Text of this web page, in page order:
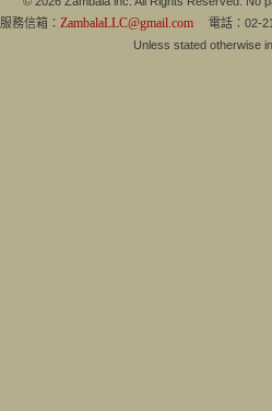
服務信箱： ZambalaLLC@gmail.com 電話：02-
Unless stated